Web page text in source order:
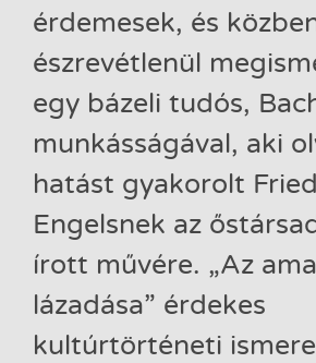
érdemesek, és
észrevétlenül
egy bázeli tudós,
munkásságával, aki
hatást gyakorolt
Engelsnek az
írott művére. „Az
lázadása” érdekes
kultúrtörténeti